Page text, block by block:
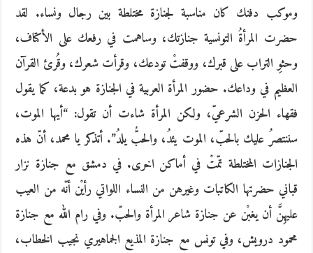
وموكب دفنك كان مناسبة لجنازة مختلطة بين رجال ونساء. لقد
حضرت المرأةُ التونسية جنازتك، وساهمت في رفعك على الأكتاف،
وحثوِ التراب على قبرك، ووقفتْ تودعك، وقرأت شعرك، وقُرئ القرآن
العظيم في وداعك. حضور المرأة العربية في الجنازة هو بدعة، كما يقول
فقهاء الحزن الشرعيّ، ولكن المرأة شاءت أن تقول: “أيها الموت،
سننتصرُ عليك بالحبّ، الموت يئدُ، والحبُّ يلدُ”. أتذكر يا محمد، أنّ هذه
الجنازات المختلطة تمّتْ في أماكن اخرى. في دمشق مع جنازة نزار
قباني حضرتها الكاتبات وغيرهن من النساء اللواتي رأيْن أنّه من العيب
عليهِنَّ أن يغبْن عن جنازة شاعر المرأة والحبّ. وفي رام الله مع جنازة
محمود درويش، وفي تونس مع جنازة المذيع الجماهيري نجيب الخطاب،